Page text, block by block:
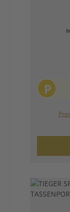
P